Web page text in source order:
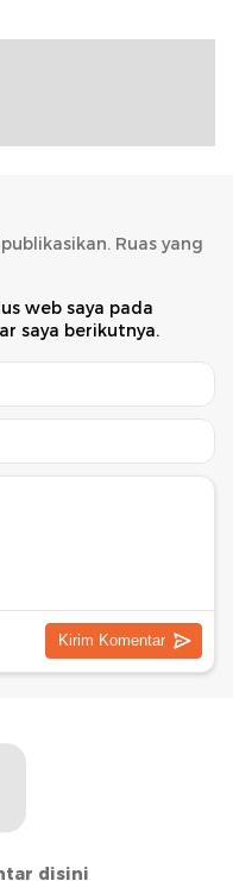
Ruas yang
web saya pada
saya berikutnya.
disini